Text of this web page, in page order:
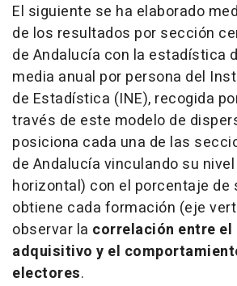
El siguiente se ha elaborado
de los resultados por sección
de Andalucía con la estadística
media anual por persona del
de Estadística (INE), recogida
través de este modelo de
posiciona cada una de las
de Andalucía vinculando su
horizontal) con el porcentaje de
obtiene cada formación (eje
observar la correlación entre el
adquisitivo y el
electores.